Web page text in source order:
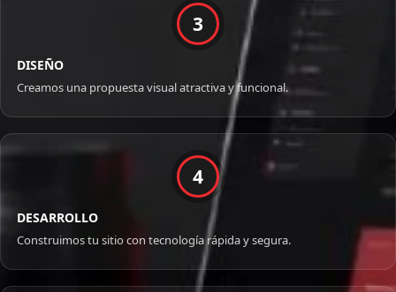
3
DISEÑO
Creamos una propuesta visual atractiva y funcional.
4
DESARROLLO
Construimos tu sitio con tecnología rápida y segura.